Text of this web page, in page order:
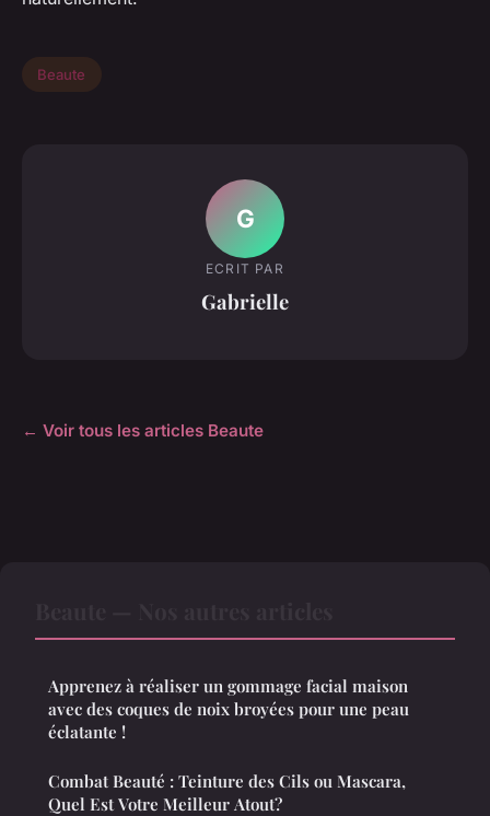
Beaute
G
ECRIT PAR
Gabrielle
← Voir tous les articles Beaute
Apprenez à réaliser un gommage facial maison
avec des coques de noix broyées pour une peau
éclatante !
Combat Beauté : Teinture des Cils ou Mascara,
Quel Est Votre Meilleur Atout?